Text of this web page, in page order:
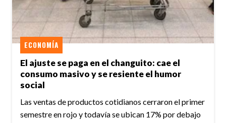
El ajuste se paga en el changuito: cae el
consumo masivo y se resiente el humor
social
ECONOMÍA
Las ventas de productos cotidianos cerraron el primer
semestre en rojo y todavía se ubican 17% por debajo